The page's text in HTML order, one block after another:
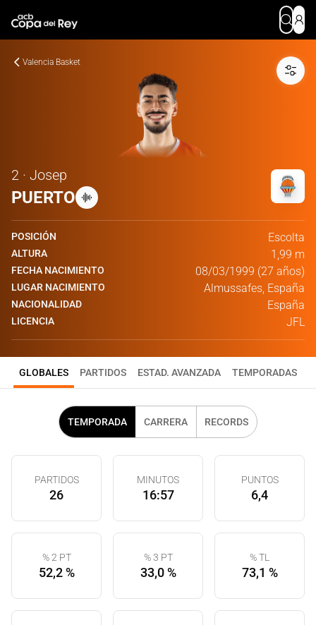
Valencia Basket
2 · Josep
PUERTO
POSICIÓN Escolta
ALTURA 1,99 m
FECHA NACIMIENTO 08/03/1999 (27 años)
LUGAR NACIMIENTO Almussafes, España
NACIONALIDAD España
LICENCIA JFL
GLOBALES PARTIDOS ESTAD. AVANZADA TEMPORADAS
TEMPORADA CARRERA RECORDS
PARTIDOS
26
MINUTOS
16:57
PUNTOS
6,4
% 2 PT
52,2 %
% 3 PT
33,0 %
% TL
73,1 %